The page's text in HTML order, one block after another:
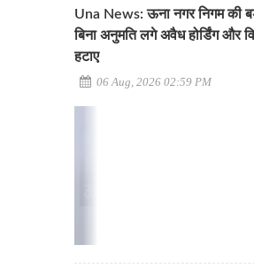
Una News: ऊना नगर निगम की
बिना अनुमति लगे अवैध होर्डिंग और
हटाए
06 Aug, 2026 02:59 PM